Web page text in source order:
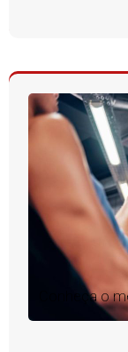
Conheça o